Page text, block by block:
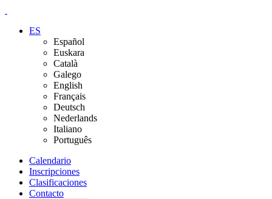
ES
Español
Euskara
Català
Galego
English
Français
Deutsch
Nederlands
Italiano
Português
Calendario
Inscripciones
Clasificaciones
Contacto